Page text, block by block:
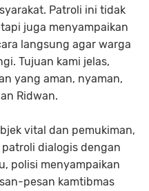
Patroli ini tidak
juga menyampaikan
langsung agar warga
Tujuan kami jelas,
yang aman, nyaman,
Ridwan.
vital dan pemukiman,
dialogis dengan
polisi menyampaikan
pesan kamtibmas